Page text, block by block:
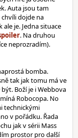
Auta jsou tam
dojde na
je. Jedna situace
. Na druhou
neprozradím).
bomba.
tak jak tomu má ve
Boží je i Webbova
Robocopa. No
technickými
v pořádku. Řada
jak v sérii Mass
prostor pro další